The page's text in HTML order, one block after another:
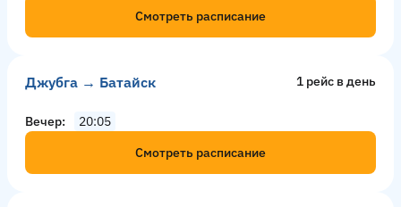
Смотреть расписание
Джубга → Батайск 1 рейс в день
Вечер
20:05
Смотреть расписание